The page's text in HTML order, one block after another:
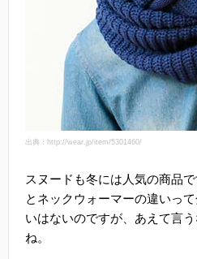
出典：http://wear.jp/item/5301460/
スヌードも冬には人気の商品
とネックウォーマーの違いっ
いはないのですが、あえて言
ね。